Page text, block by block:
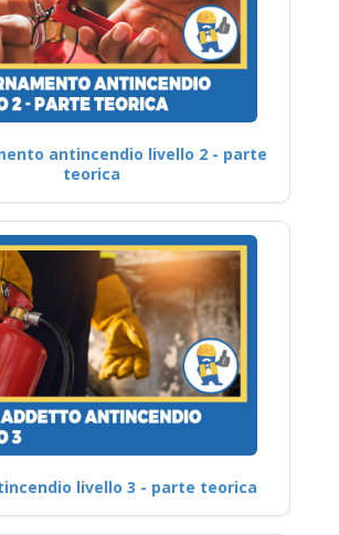
antincendio livello 2 - parte
teorica
livello 3 - parte teorica